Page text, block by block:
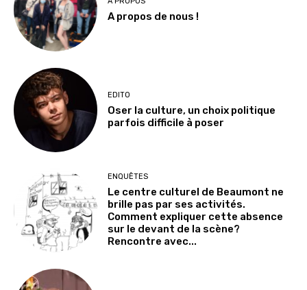
A propos de nous !
EDITO
Oser la culture, un choix politique
parfois difficile à poser
ENQUÊTES
Le centre culturel de Beaumont ne
brille pas par ses activités.
Comment expliquer cette absence
sur le devant de la scène?
Rencontre avec...